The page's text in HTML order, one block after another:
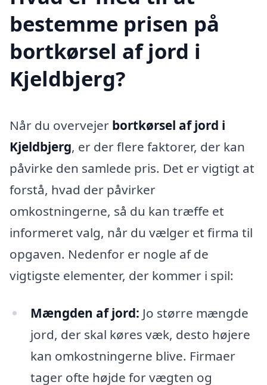
bestemme prisen på
bortkørsel af jord i
Kjeldbjerg?
Når du overvejer bortkørsel af jord i
Kjeldbjerg, er der flere faktorer, der kan
påvirke den samlede pris. Det er vigtigt at
forstå, hvad der påvirker
omkostningerne, så du kan træffe et
informeret valg, når du vælger et firma til
opgaven. Nedenfor er nogle af de
vigtigste elementer, der kommer i spil:
Mængden af jord: Jo større mængde
jord, der skal køres væk, desto højere
kan omkostningerne blive. Firmaer
tager ofte højde for vægten og